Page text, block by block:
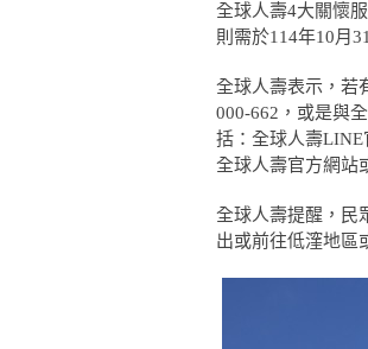
全球人壽4大關懷
則需於114年10月
全球人壽表示，若
000-662，或是與
括：全球人壽
全球人壽官方網站
全球人壽提醒，民
出或前往低漥地區